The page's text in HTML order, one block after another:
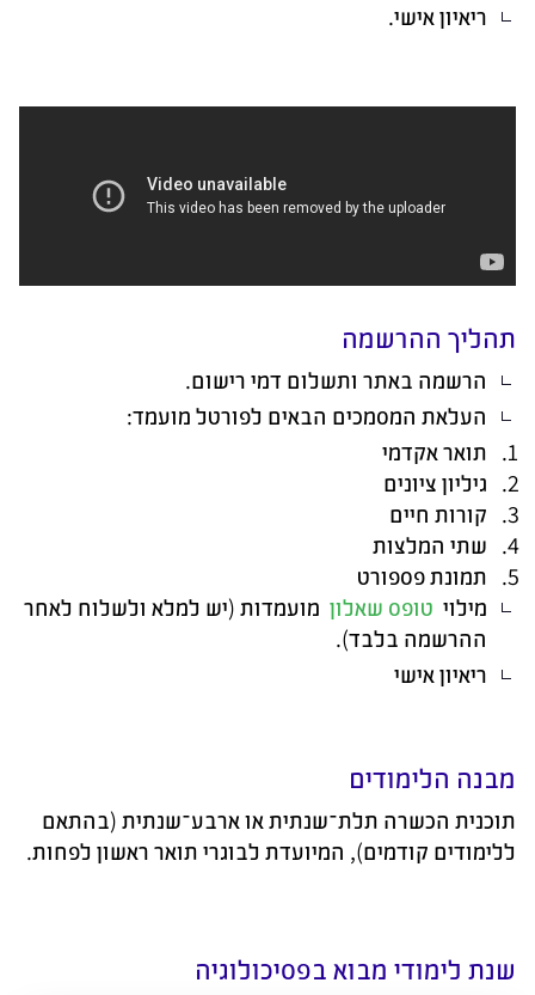
ריאיון אישי.
תהליך ההרשמה
הרשמה באתר ותשלום דמי רישום.
העלאת המסמכים הבאים לפורטל מועמד:
תואר אקדמי
גיליון ציונים
קורות חיים
שתי המלצות
תמונת פספורט
מילוי טופס שאלון מועמדות (יש למלא ולשלוח לאחר
ההרשמה בלבד).
ריאיון אישי
מבנה הלימודים
תוכנית הכשרה תלת־שנתית או ארבע־שנתית (בהתאם
ללימודים קודמים), המיועדת לבוגרי תואר ראשון לפחות.
שנת לימודי מבוא בפסיכולוגיה